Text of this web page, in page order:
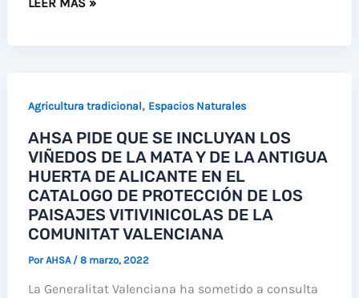
DE
PINET,
MIENTRAS
LOS
CHARRANES
COMUNES
Agricultura tradicional, Espacios Naturales
AHSA PIDE QUE SE INCLUYAN LOS
VIÑEDOS DE LA MATA Y DE LA ANTIGUA
HUERTA DE ALICANTE EN EL
CATALOGO DE PROTECCIÓN DE LOS
PAISAJES VITIVINICOLAS DE LA
COMUNITAT VALENCIANA
PorAHSA / 8 marzo, 2022
La Generalitat Valenciana ha sometido a consulta